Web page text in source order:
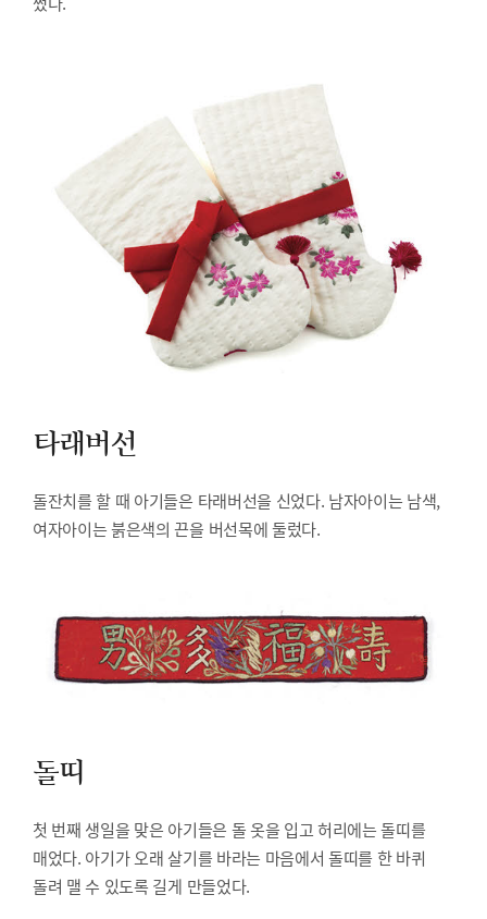
타래버선
돌잔치를 할 때 아기들은 타래버선을 신었다. 남자아이는 남색,
여자아이는 붉은색의 끈을 버선목에 둘렀다.
돌띠
첫 번째 생일을 맞은 아기들은 돌 옷을 입고 허리에는 돌띠를
매었다. 아기가 오래 살기를 바라는 마음에서 돌띠를 한 바퀴
돌려 맬 수 있도록 길게 만들었다.